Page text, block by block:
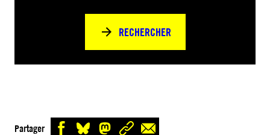
RECHERCHER
Partager